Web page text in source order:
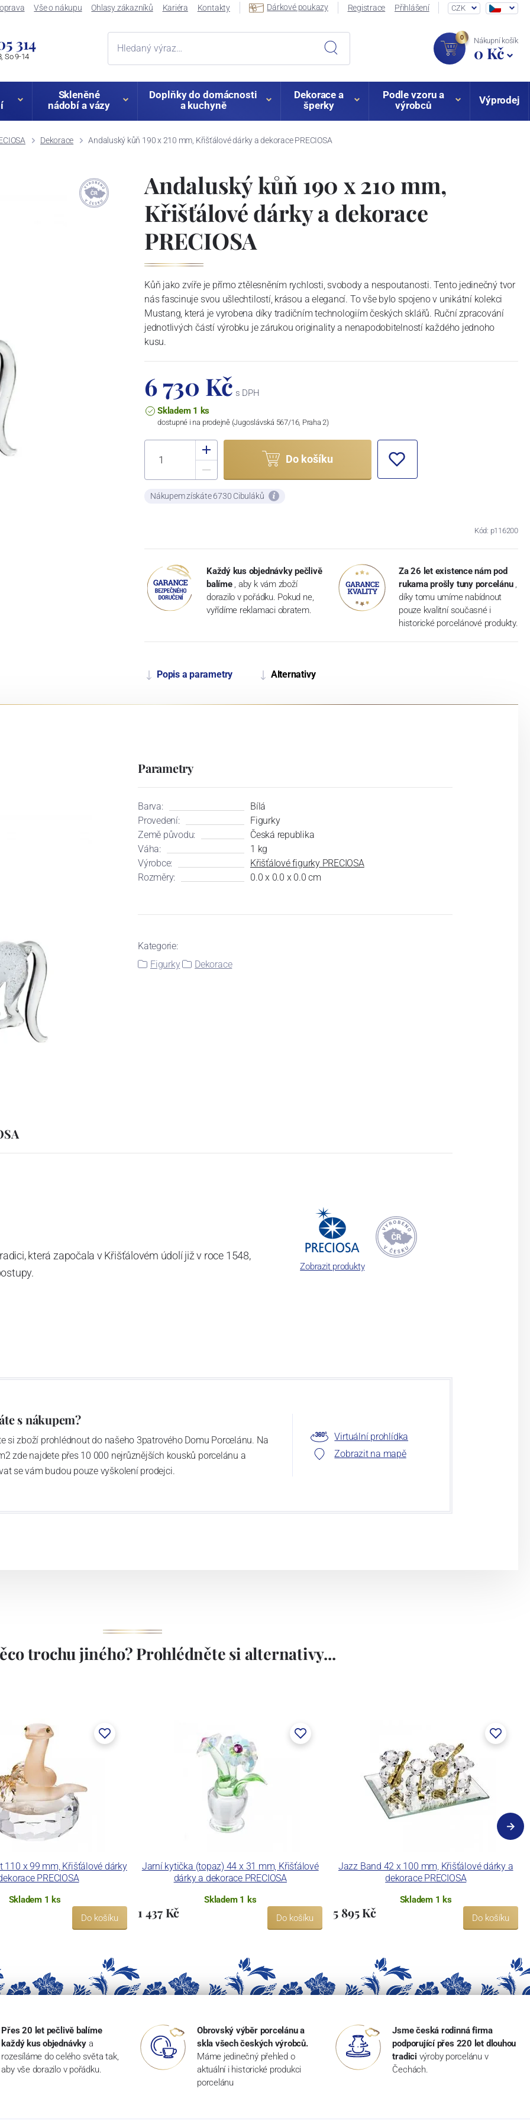
Vše o nákupu Ohlasy zákazníků Kariéra Kontakty Dárkové poukazy Registrace Přihlášení CZK
314
So 9-14
0 Nákupní košík
0 Kč
Skleněné
nádobí a vázy
Doplňky do domácnosti
a kuchyně
Dekorace a
šperky
Podle vzoru a
výrobců
Výprodej
Dekorace Andaluský kůň 190 x 210 mm, Křišťálové dárky a dekorace PRECIOSA
Andaluský kůň 190 x 210 mm,
Křišťálové dárky a dekorace
PRECIOSA
Kůň jako zvíře je přímo ztělesněním rychlosti, svobody a nespoutanosti. Tento jedinečný tvor
nás fascinuje svou ušlechtilostí, krásou a elegancí. To vše bylo spojeno v unikátní kolekci
Mustang, která je vyrobena díky tradičním technologiím českých sklářů. Ruční zpracování
jednotlivých částí výrobku je zárukou originality a nenapodobitelností každého jednoho
kusu.
6 730 Kč s DPH
Skladem 1 ks
dostupné i na prodejně (Jugoslávská 567/16, Praha 2)
Do košíku
Nákupem získáte 6730 Cibuláků
Kód: p116200
Každý kus objednávky pečlivě
balíme , aby k vám zboží
dorazilo v pořádku. Pokud ne,
vyřídíme reklamaci obratem.
Za 26 let existence nám pod
rukama prošly tuny porcelánu ,
díky tomu umíme nabídnout
pouze kvalitní současné i
historické porcelánové produkty.
Popis a parametry Alternativy
Parametry
Barva:
Bílá
Provedení:
Figurky
Země původu:
Česká republika
Váha:
1 kg
Výrobce:
Křišťálové figurky PRECIOSA
Rozměry:
0.0 x 0.0 x 0.0 cm
Kategorie:
Figurky
Dekorace
která započala v Křišťálovém údolí již v roce 1548,
se už rodí další novinky. Každým rokem
po desetiletí přinášíme do sklářství nové nápady, jak
Navrhujeme unikátní svítidla a šperky s
lidé ve více než 140 zemích světa.
Zobrazit produkty
s nákupem?
si zboží prohlédnout do našeho 3patrového Domu Porcelánu. Na
zde najdete přes 10 000 nejrůznějších kousků porcelánu a
se vám budou pouze vyškolení prodejci.
Virtuální prohlídka
Zobrazit na mapě
trochu jiného? Prohlédněte si alternativy...
110 x 99 mm, Křišťálové dárky
PRECIOSA
Skladem 1 ks
Do košíku
Jarní kytička (topaz) 44 x 31 mm, Křišťálové
dárky a dekorace PRECIOSA
Skladem 1 ks
1 437 Kč Do košíku
Jazz Band 42 x 100 mm, Křišťálové dárky a
dekorace PRECIOSA
Skladem 1 ks
5 895 Kč Do košíku
Přes 20 let pečlivě balíme
každý kus objednávky a
rozesíláme do celého světa tak,
aby vše dorazilo v pořádku.
Obrovský výběr porcelánu a
skla všech českých výrobců.
Máme jedinečný přehled o
aktuální i historické produkci
porcelánu
Jsme česká rodinná firma
podporující přes 220 let dlouhou
tradici výroby porcelánu v
Čechách.